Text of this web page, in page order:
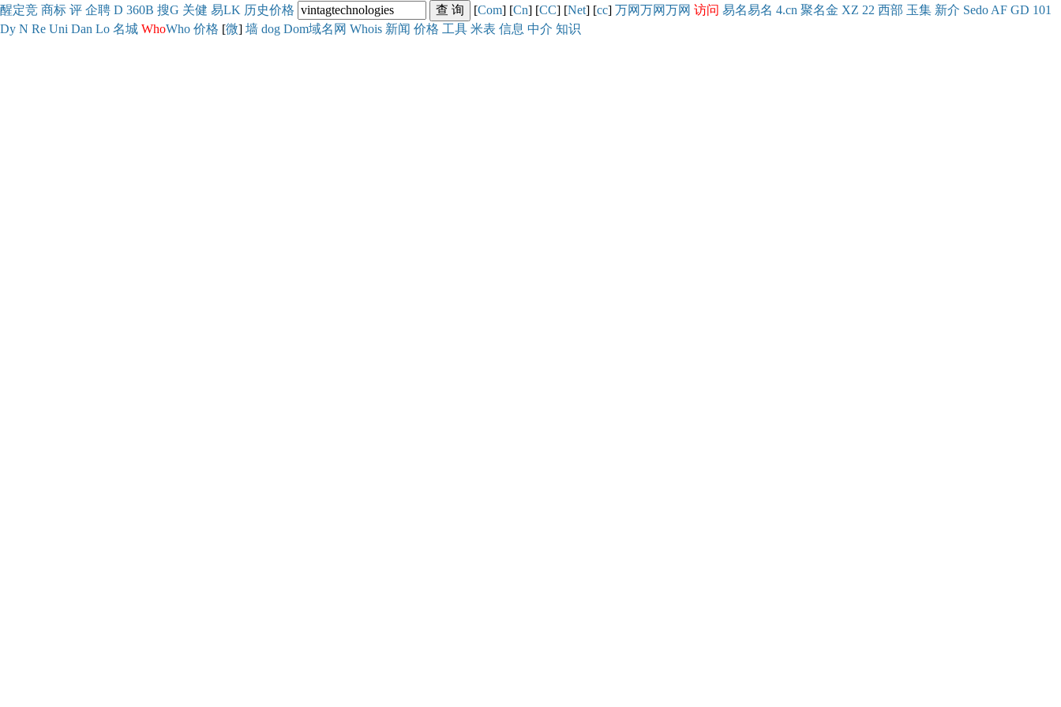
醒定竞 商标 评 企聘 D 360B 搜G 关健 易LK 历史价格 [Com] [Cn] [CC] [Net] [cc] 万网万网万网 访问 易名易名 4.cn 聚名金 XZ 22 西部 玉集 新介 Sedo AF GD 101
Dy N Re Uni Dan Lo 名城 WhoWho 价格 [微] 墙 dog Dom域名网 Whois 新闻 价格 工具 米表 信息 中介 知识